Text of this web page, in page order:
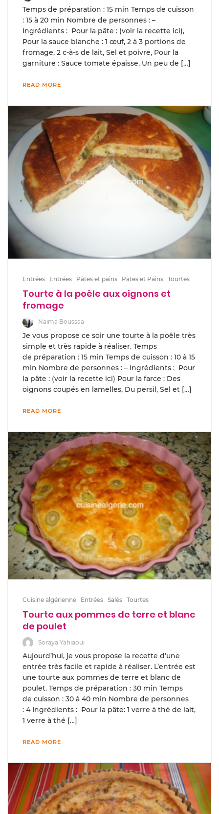
Temps de préparation : 15 min Temps de cuisson
: 15 à 20 min Nombre de personnes : –
Ingrédients : Pour la pâte : (voir la recette ici),
Pour la sauce blanche : 1 œuf, 2 à 3 portions de
fromage, 2 c-à-s de lait, Sel et poivre, Pour la
garniture : Sauce tomate épaisse, Un peu de […]
READ MORE
Entrées Entrées Pâtes et pains Pâtes et Pains Tourtes
Tourte à la poêle aux oignons et
fromage
Naima Boussaa
Je vous propose ce soir une tourte à la poêle très
simple et très rapide à réaliser. Temps
de préparation : 15 min Temps de cuisson : 10 à 15
min Nombre de personnes : – Ingrédients : Pour
la pâte : (voir la recette ici) Pour la farce : Des
oignons coupés en lamelles, Du persil, Sel et […]
READ MORE
Cuisine algérienne Entrées Salés Tourtes
Tourte aux pommes de terre et blanc
de poulet
Soraya Yahiaoui
Aujourd’hui, je vous propose la recette d’une
entrée très facile et rapide à réaliser. L’entrée est
une tourte aux pommes de terre et blanc de
poulet. Temps de préparation : 30 min Temps
de cuisson : 30 à 40 min Nombre de personnes
: 4 Ingrédients : Pour la pâte: 1 verre à thé de lait,
1 verre à thé […]
READ MORE